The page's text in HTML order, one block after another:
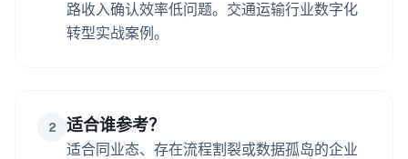
路收入确认效率低问题。交通运输行业数字化
转型实战案例。
2 适合谁参考？
适合同业态、存在流程割裂或数据孤岛的企业